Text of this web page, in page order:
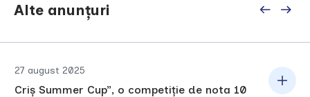
Alte anunțuri
27 august 2025
Criș Summer Cup”, o competiție de nota 10